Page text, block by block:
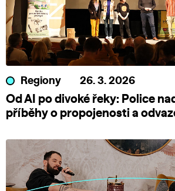
Regiony 26. 3. 2026
Od AI po divoké řeky: Police
příběhy o propojenosti a